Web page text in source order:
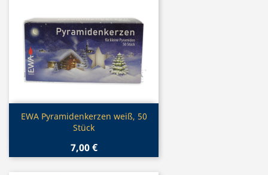
Vorschau
EWA Pyramidenkerzen weiß, 50
Stück
7,00 €